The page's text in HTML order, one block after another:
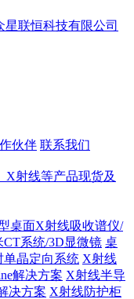
伙伴 联系我们
X射线等产品现货及
桌面X射线吸收谱仪/
系统/3D显微镜 桌
单晶定向系统 X射线
解决方案 X射线半导
决方案 X射线防护柜